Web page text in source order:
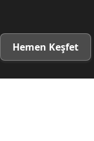
Hemen Keşfet